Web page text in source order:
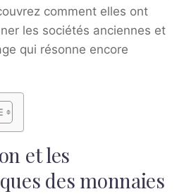
comment elles ont
les sociétés anciennes et
qui résonne encore
et les
des monnaies